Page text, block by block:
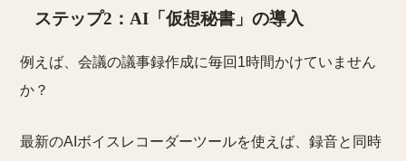
ステップ2：AI「仮想秘書」の導入
例えば、会議の議事録作成に毎回1時間かけていません
か？
最新のAIボイスレコーダーツールを使えば、録音と同時